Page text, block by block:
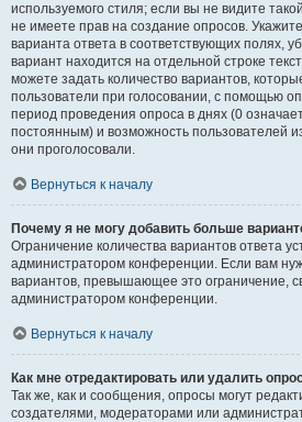
используемого стиля; если вы не видите
не имеете прав на создание опросов.
варианта ответа в соответствующих полях,
вариант находится на отдельной строке
можете задать количество вариантов,
пользователи при голосовании, с помощью
период проведения опроса в днях (0
постоянным) и возможность пользователей
они проголосовали.
Вернуться к началу
Почему я не могу добавить больше
Ограничение количества вариантов ответа
администратором конференции. Если вам
вариантов, превышающее это ограничение,
администратором конференции.
Вернуться к началу
Как мне отредактировать или удалить
Так же, как и сообщения, опросы могут
создателями, модераторами или